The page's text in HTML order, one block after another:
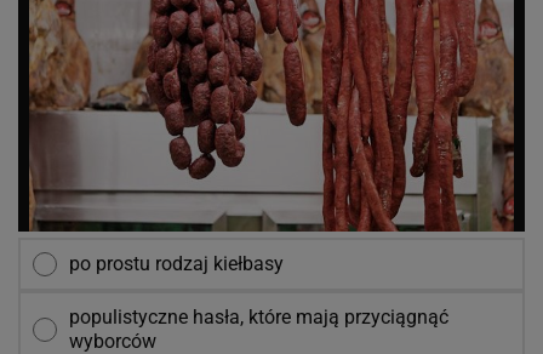
po prostu rodzaj kiełbasy
populistyczne hasła, które mają przyciągnąć
wyborców